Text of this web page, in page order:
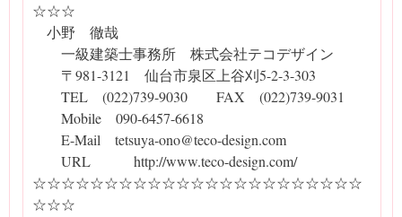
☆☆☆
小野 徹哉
一級建築士事務所 株式会社テコデザイン
〒981-3121 仙台市泉区上谷刈5-2-3-303
TEL (022)739-9030 FAX (022)739-9031
Mobile 090-6457-6618
E-Mail tetsuya-ono@teco-design.com
URL http://www.teco-design.com/
☆☆☆☆☆☆☆☆☆☆☆☆☆☆☆☆☆☆☆☆☆☆☆
☆☆☆